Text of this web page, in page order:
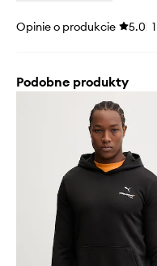
Opinie o produkcie 5.0 1
Podobne produkty